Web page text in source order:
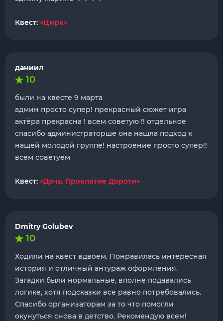
Квест: «Цирк»
даниил
10
были на квесте 9 марта
админ просто супер! прекрасный сюжет игра
актёра прекрасна ! всем советую !! отдельное
спасибо администраторше она нашла подход к
нашей молодой группе! настроение просто супер!!
всем советуем
Квест: «Дочь. Проклятие Дороти»
Dmitry Golubev
10
Ходили на квест вдвоем. Понравилась интересная
история и отличный антураж оформления.
Загадки были нормальные, вполне подавались
логике, хотя подсказки все равно потребовались.
Спасибо организаторам за то что помогли
окунуться снова в детство. Рекомендую всем!